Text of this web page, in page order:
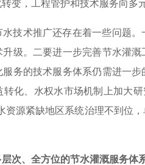
变，工程管护和技术服务向多
水技术推广还存在着一些问题
级。二要进一步完善节水灌
务的技术服务体系仍需进一
化、水权水市场机制上加大
资源紧缺地区系统治理不到位
次、全方位的节水灌溉服务体